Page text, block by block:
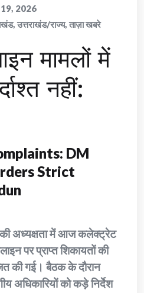
2026
, उत्तराखंड/राज्य, ताज़ा खबरे
मामलों में
नहीं:
DM
Strict
की अध्यक्षता में आज कलेक्ट्रेट
पर प्राप्त शिकायतों की
की गई। बैठक के दौरान
अधिकारियों को कड़े निर्देश